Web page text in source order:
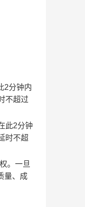
2分钟内
不超过
此2分钟
时不超
。一旦
量、成